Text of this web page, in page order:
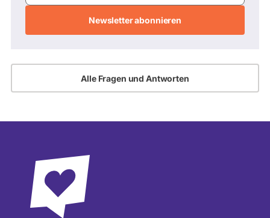
Alle Fragen und Antworten